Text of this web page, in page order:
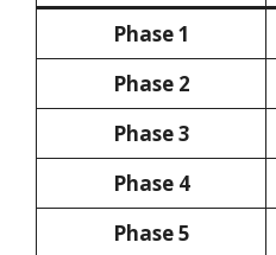
Phase 1
Phase 2
Phase 3
Phase 4
Phase 5